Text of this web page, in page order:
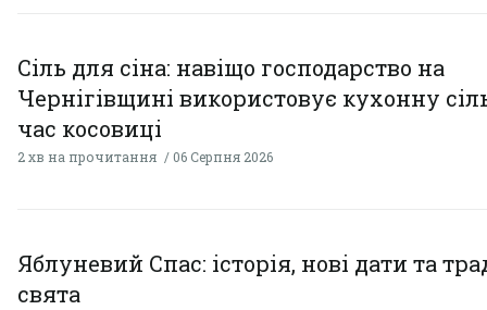
Сіль для сіна: навіщо господарство на
Чернігівщині використовує кухонну
час косовиці
2 хв на прочитання 06 Серпня 2026
Яблуневий Спас: історія, нові дати та
свята